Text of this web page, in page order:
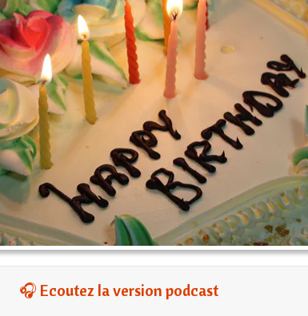
🎧 Ecoutez la version podcast